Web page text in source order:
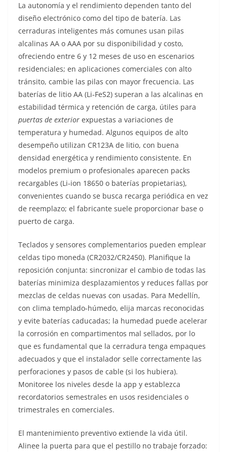
La autonomía y el rendimiento dependen tanto del
diseño electrónico como del tipo de batería. Las
cerraduras inteligentes más comunes usan pilas
alcalinas AA o AAA por su disponibilidad y costo,
ofreciendo entre 6 y 12 meses de uso en escenarios
residenciales; en aplicaciones comerciales con alto
tránsito, cambie las pilas con mayor frecuencia. Las
baterías de litio AA (Li‑FeS2) superan a las alcalinas en
estabilidad térmica y retención de carga, útiles para
puertas de exterior expuestas a variaciones de
temperatura y humedad. Algunos equipos de alto
desempeño utilizan CR123A de litio, con buena
densidad energética y rendimiento consistente. En
modelos premium o profesionales aparecen packs
recargables (Li‑ion 18650 o baterías propietarias),
convenientes cuando se busca recarga periódica en vez
de reemplazo; el fabricante suele proporcionar base o
puerto de carga.
Teclados y sensores complementarios pueden emplear
celdas tipo moneda (CR2032/CR2450). Planifique la
reposición conjunta: sincronizar el cambio de todas las
baterías minimiza desplazamientos y reduces fallas por
mezclas de celdas nuevas con usadas. Para Medellín,
con clima templado-húmedo, elija marcas reconocidas
y evite baterías caducadas; la humedad puede acelerar
la corrosión en compartimentos mal sellados, por lo
que es fundamental que la cerradura tenga empaques
adecuados y que el instalador selle correctamente las
perforaciones y pasos de cable (si los hubiera).
Monitoree los niveles desde la app y establezca
recordatorios semestrales en usos residenciales o
trimestrales en comerciales.
El mantenimiento preventivo extiende la vida útil.
Alinee la puerta para que el pestillo no trabaje forzado: